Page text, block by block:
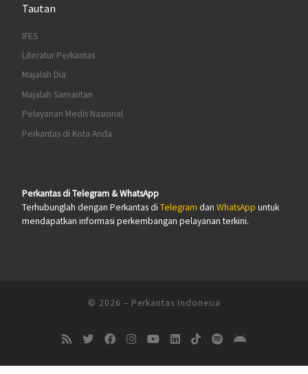
Tautan
IFES
Literatur Perkantas
Majalah Dia
Majalah Samaritan
Pelayanan Medis Nasional
Perkantas di Kota Anda
Perkantas di Telegram & WhatsApp
Terhubunglah dengan Perkantas di Telegram dan WhatsApp untuk
mendapatkan informasi perkembangan pelayanan terkini.
© 2026 – Perkantas Indonesia